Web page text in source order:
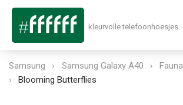
kleurvolle telefoonhoesjes
Samsung Samsung Galaxy A40
Fauna
Blooming Butterflies